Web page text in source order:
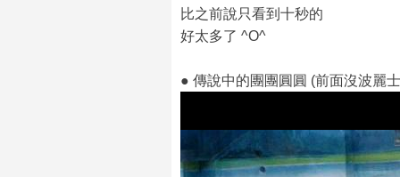
比之前說只看到十秒的
好太多了 ^O^
● 傳說中的團團圓圓 (前面沒波麗